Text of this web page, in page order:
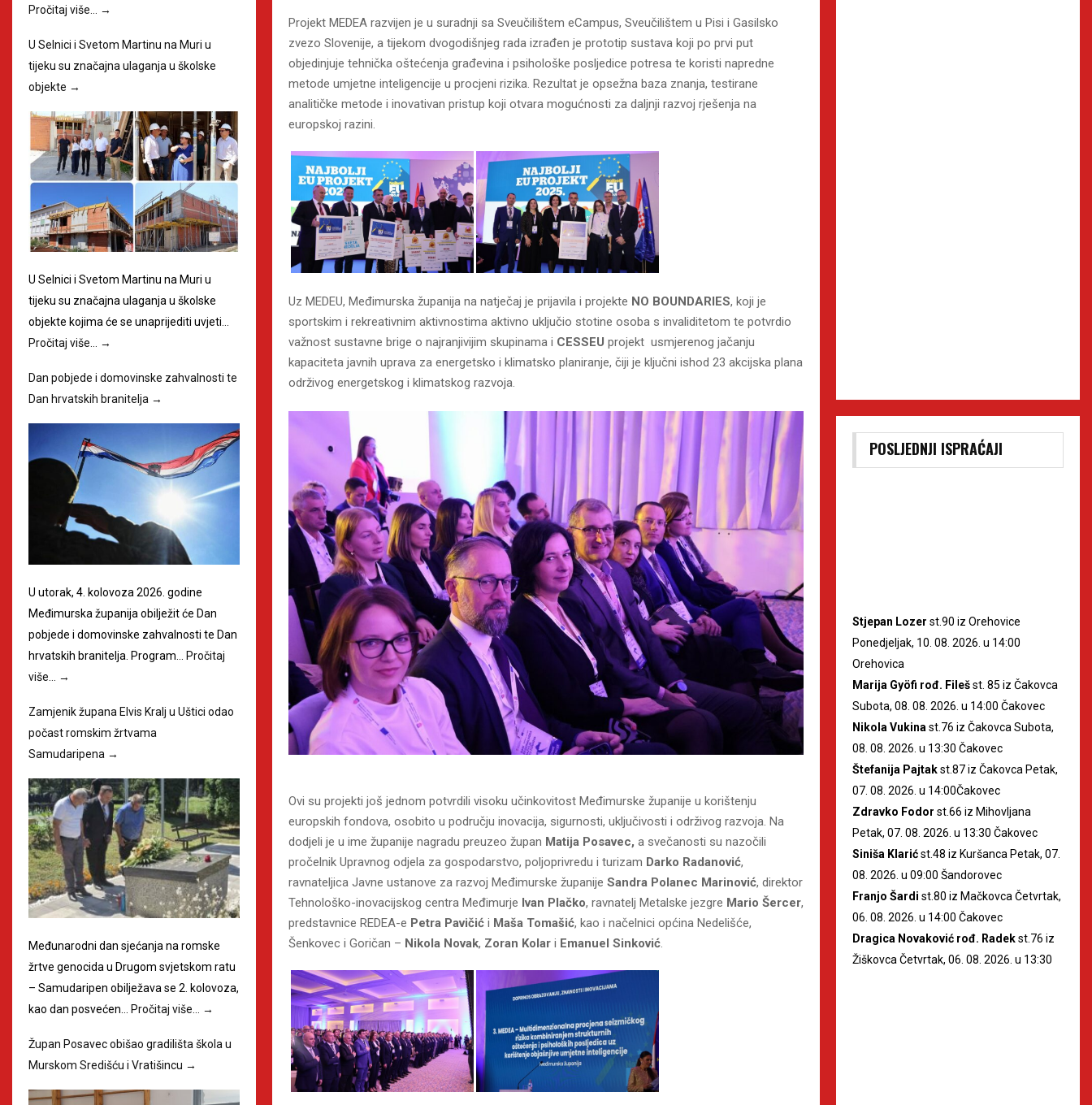
Projekt MEDEA razvijen je u suradnji sa Sveučilištem eCampus, Sveučilištem u Pisi i Gasilsko
zvezo Slovenije, a tijekom dvogodišnjeg rada izrađen je prototip sustava koji po prvi put
objedinjuje tehnička oštećenja građevina i psihološke posljedice potresa te koristi napredne
metode umjetne inteligencije u procjeni rizika. Rezultat je opsežna baza znanja, testirane
analitičke metode i inovativan pristup koji otvara mogućnosti za daljnji razvoj rješenja na
europskoj razini.
Uz MEDEU, Međimurska županija na natječaj je prijavila i projekte NO BOUNDARIES, koji je
sportskim i rekreativnim aktivnostima aktivno uključio stotine osoba s invaliditetom te potvrdio
važnost sustavne brige o najranjivijim skupinama i CESSEU projekt usmjerenog jačanju
kapaciteta javnih uprava za energetsko i klimatsko planiranje, čiji je ključni ishod 23 akcijska plana
održivog energetskog i klimatskog razvoja.
Ovi su projekti još jednom potvrdili visoku učinkovitost Međimurske županije u korištenju
europskih fondova, osobito u području inovacija, sigurnosti, uključivosti i održivog razvoja. Na
dodjeli je u ime županije nagradu preuzeo župan Matija Posavec, a svečanosti su nazočili
pročelnik Upravnog odjela za gospodarstvo, poljoprivredu i turizam Darko Radanović,
ravnateljica Javne ustanove za razvoj Međimurske županije Sandra Polanec Marinović, direktor
Tehnološko-inovacijskog centra Međimurje Ivan Plačko, ravnatelj Metalske jezgre Mario Šercer,
predstavnice REDEA-e Petra Pavičić i Maša Tomašić, kao i načelnici općina Nedelišće,
Šenkovec i Goričan – Nikola Novak, Zoran Kolar i Emanuel Sinković.
Pročitaj više…
→
U Selnici i Svetom Martinu na Muri u
tijeku su značajna ulaganja u školske
objekte →
U Selnici i Svetom Martinu na Muri u
tijeku su značajna ulaganja u školske
objekte kojima će se unaprijediti uvjeti…
Pročitaj više… →
Dan pobjede i domovinske zahvalnosti te
Dan hrvatskih branitelja →
U utorak, 4. kolovoza 2026. godine
Međimurska županija obilježit će Dan
pobjede i domovinske zahvalnosti te Dan
hrvatskih branitelja. Program…
Pročitaj
više…
→
Zamjenik župana Elvis Kralj u Uštici odao
počast romskim žrtvama
Samudaripena →
Međunarodni dan sjećanja na romske
žrtve genocida u Drugom svjetskom ratu
– Samudaripen obilježava se 2. kolovoza,
kao dan posvećen… Pročitaj više… →
Župan Posavec obišao gradilišta škola u
Murskom Središću i Vratišincu →
POSLJEDNJI ISPRAĆAJI
Stjepan Lozer st.90 iz Orehovice
Ponedjeljak, 10. 08. 2026. u 14:00
Orehovica
Marija Gyöfi rođ. Filešst. 85 iz Čakovca
Subota, 08. 08. 2026. u 14:00 Čakovec
Nikola Vukina st.76 iz Čakovca Subota,
08. 08. 2026. u 13:30 Čakovec
Štefanija Pajtakst.87 iz Čakovca Petak,
07. 08. 2026. u 14:00Čakovec
Zdravko Fodor st.66 iz Mihovljana
Petak, 07. 08. 2026. u 13:30 Čakovec
Siniša Klarićst.48 iz Kuršanca Petak, 07.
08. 2026. u 09:00 Šandorovec
Franjo Šardi st.80 iz Mačkovca Četvrtak,
06. 08. 2026. u 14:00 Čakovec
Dragica Novaković rođ. Radekst.76 iz
Žiškovca Četvrtak, 06. 08. 2026. u 13:30